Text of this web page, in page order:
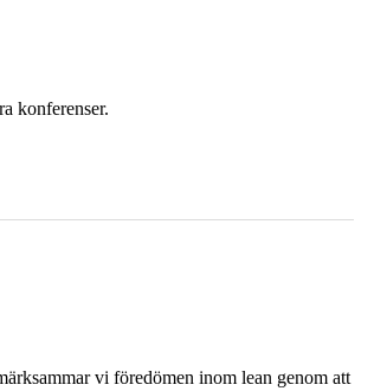
konferenser.
vi föredömen inom lean genom att